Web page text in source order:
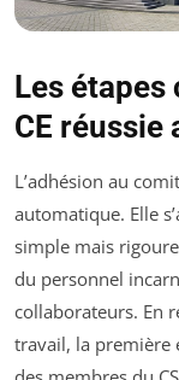
Les
CE réussie
L’adhésion au
automatique. Elle
simple mais
du personnel
collaborateurs. En
travail, la première